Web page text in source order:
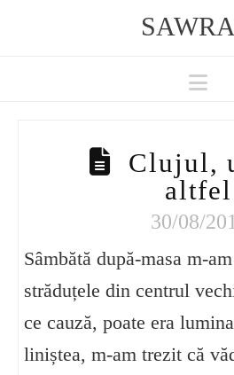
Clujul,
altfel
30/08/
Sâmbătă după-masa m-
străduțele din centrul
ce cauză, poate era
liniștea, m-am trezit că